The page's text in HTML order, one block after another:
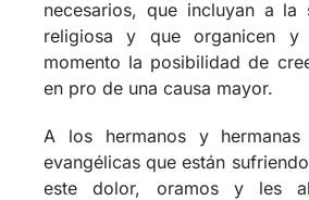
momento la posibilidad de
en pro de una causa mayor.
A los hermanos y hermanas
este dolor, oramos y les
distancia y les recordamos que
todo momento y en cada